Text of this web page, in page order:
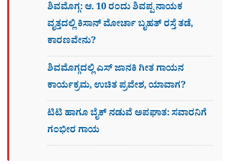
ಶಿವಮೊಗ್ಗ: ಆ. 10 ರಂದು ಶಿವಪ್ಪ ನಾಯಕ
ವೃತ್ತದಲ್ಲಿ ಕಿಸಾನ್ ಮೋರ್ಚಾ ಬೃಹತ್ ರಸ್ತೆ ತಡೆ,
ಕಾರಣವೇನು?
ಶಿವಮೊಗ್ಗದಲ್ಲಿ ಎಸ್​ ಜಾನಕಿ ಗೀತ ಗಾಯನ
ಕಾರ್ಯಕ್ರಮ, ಉಚಿತ ಪ್ರವೇಶ, ಯಾವಾಗ?
ಟಿಟಿ ಹಾಗೂ ಬೈಕ್ ನಡುವೆ ಅಪಘಾತ: ಸವಾರನಿಗೆ
ಗಂಭೀರ ಗಾಯ